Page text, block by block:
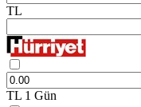
TL
TL 1 Gün